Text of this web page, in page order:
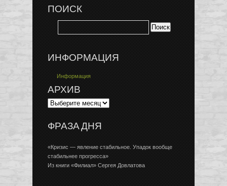
ПОИСК
ИНФОРМАЦИЯ
Информация
АРХИВ
ФРАЗА ДНЯ
«Кризис — явление стабильное. Упадок вообще
стабильнее прогресса»
Из книги «Филиал» Сергея Довлатова